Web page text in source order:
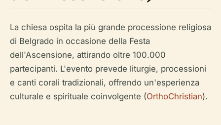
La chiesa ospita la più grande processione religiosa
di Belgrado in occasione della Festa
dell'Ascensione, attirando oltre 100.000
partecipanti. L'evento prevede liturgie, processioni
e canti corali tradizionali, offrendo un'esperienza
culturale e spirituale coinvolgente (OrthoChristian).